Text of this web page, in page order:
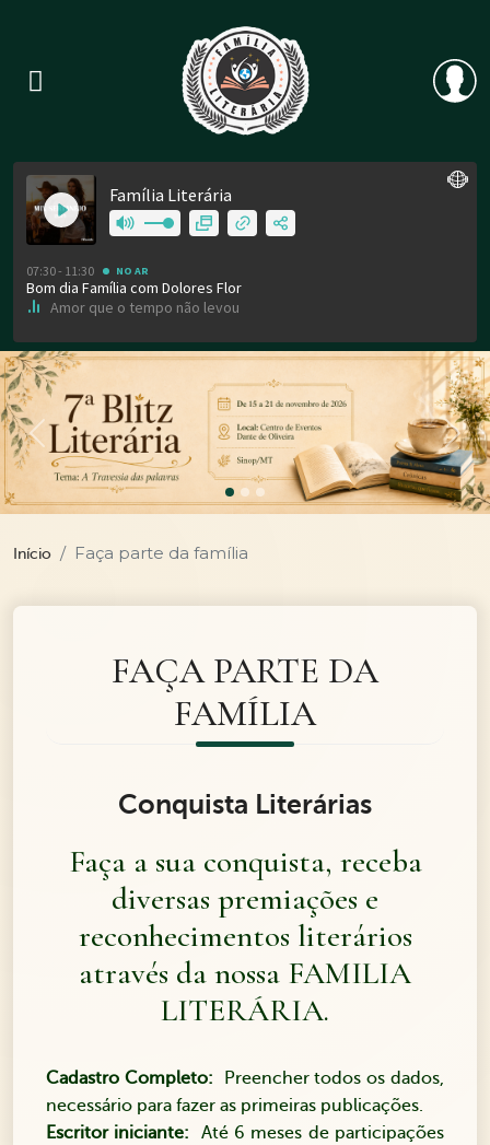
Previous
Início Faça parte da família
FAÇA PARTE DA
FAMÍLIA
Conquista Literárias
Faça a sua conquista, receba
diversas premiações e
reconhecimentos literários
através da nossa FAMILIA
LITERÁRIA.
Cadastro Completo:
Preencher todos os dados,
necessário para fazer as primeiras publicações.
Escritor iniciante:
Até 6 meses de participações